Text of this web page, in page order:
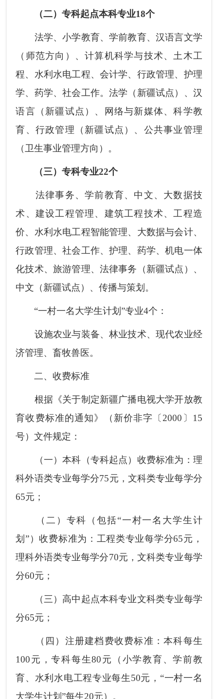
（二）专科起点本科专业18个
法学、小学教育、学前教育、汉语言文学
（师范方向）、计算机科学与技术、土木工
程、水利水电工程、会计学、行政管理、护理
学、药学、社会工作。法学（新疆试点）、汉
语言（新疆试点）、网络与新媒体、科学教
育、行政管理（新疆试点）、公共事业管理
（卫生事业管理方向）。
（三）专科专业22个
法律事务、学前教育、中文、大数据技
术、建设工程管理、建筑工程技术、工程造
价、水利水电工程智能管理、大数据与会计、
行政管理、社会工作、护理、药学、机电一体
化技术、旅游管理、法律事务（新疆试点）、
中文（新疆试点）、传播与策划。
“一村一名大学生计划”专业4个：
设施农业与装备、林业技术、现代农业经
济管理、畜牧兽医。
二、收费标准
根据《关于制定新疆广播电视大学开放教
育收费标准的通知》（新价非字〔2000〕15
号）文件规定：
（一）本科（专科起点）收费标准为：理
科外语类专业每学分75元，文科类专业每学分
65元；
（二）专科（包括“一村一名大学生计
划”）收费标准为：工程类专业每学分65元，
理科外语类专业每学分70元，文科类专业每学
分60元；
（三）高中起点本科专业文科类专业每学
分65元；
（四）注册建档费收费标准：本科每生
100元，专科每生80元（小学教育、学前教
育、水利水电工程专业每生50元，“一村一名
大学生计划”每生20元）。